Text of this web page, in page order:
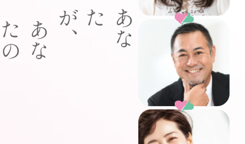
あ
な
たが
、
あ
な
た
の
最
強
の
サ
ポ
ー
タ